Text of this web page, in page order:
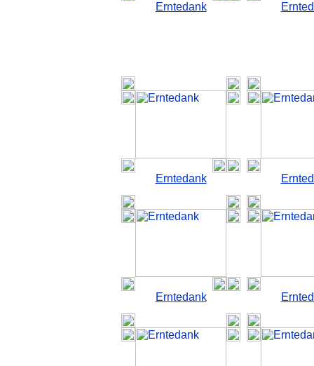
Erntedank
Erntedank
Erntedank